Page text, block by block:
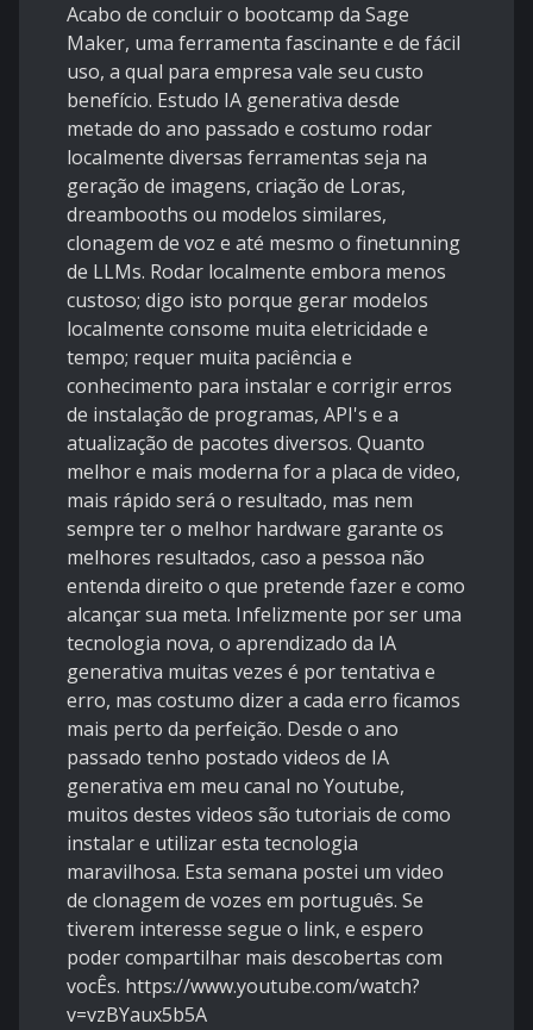
Acabo de concluir o bootcamp da Sage
Maker, uma ferramenta fascinante e de fácil
uso, a qual para empresa vale seu custo
benefício. Estudo IA generativa desde
metade do ano passado e costumo rodar
localmente diversas ferramentas seja na
geração de imagens, criação de Loras,
dreambooths ou modelos similares,
clonagem de voz e até mesmo o finetunning
de LLMs. Rodar localmente embora menos
custoso; digo isto porque gerar modelos
localmente consome muita eletricidade e
tempo; requer muita paciência e
conhecimento para instalar e corrigir erros
de instalação de programas, API's e a
atualização de pacotes diversos. Quanto
melhor e mais moderna for a placa de video,
mais rápido será o resultado, mas nem
sempre ter o melhor hardware garante os
melhores resultados, caso a pessoa não
entenda direito o que pretende fazer e como
alcançar sua meta. Infelizmente por ser uma
tecnologia nova, o aprendizado da IA
generativa muitas vezes é por tentativa e
erro, mas costumo dizer a cada erro ficamos
mais perto da perfeição. Desde o ano
passado tenho postado videos de IA
generativa em meu canal no Youtube,
muitos destes videos são tutoriais de como
instalar e utilizar esta tecnologia
maravilhosa. Esta semana postei um video
de clonagem de vozes em português. Se
tiverem interesse segue o link, e espero
poder compartilhar mais descobertas com
vocÊs. https://www.youtube.com/watch?
v=vzBYaux5b5A